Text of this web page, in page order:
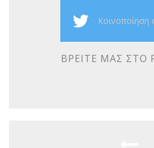
Κοινοποίηση
ΒΡΕΊΤΕ ΜΑΣ ΣΤΟ